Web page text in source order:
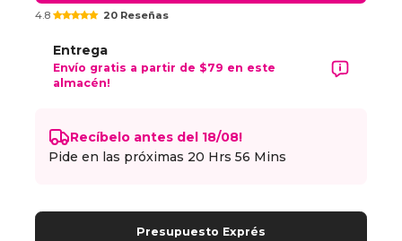
4.8 20 Reseñas
Entrega
Envío gratis a partir de $79 en este
almacén!
Recíbelo antes del 18/08!
Pide en las próximas 20 Hrs 56 Mins
Presupuesto Exprés